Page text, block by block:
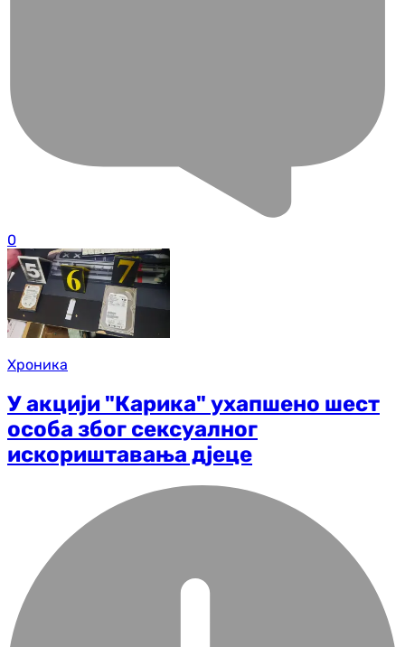
0
Хроника
У акцији "Карика" ухапшено шест
особа због сексуалног
искориштавања дјеце